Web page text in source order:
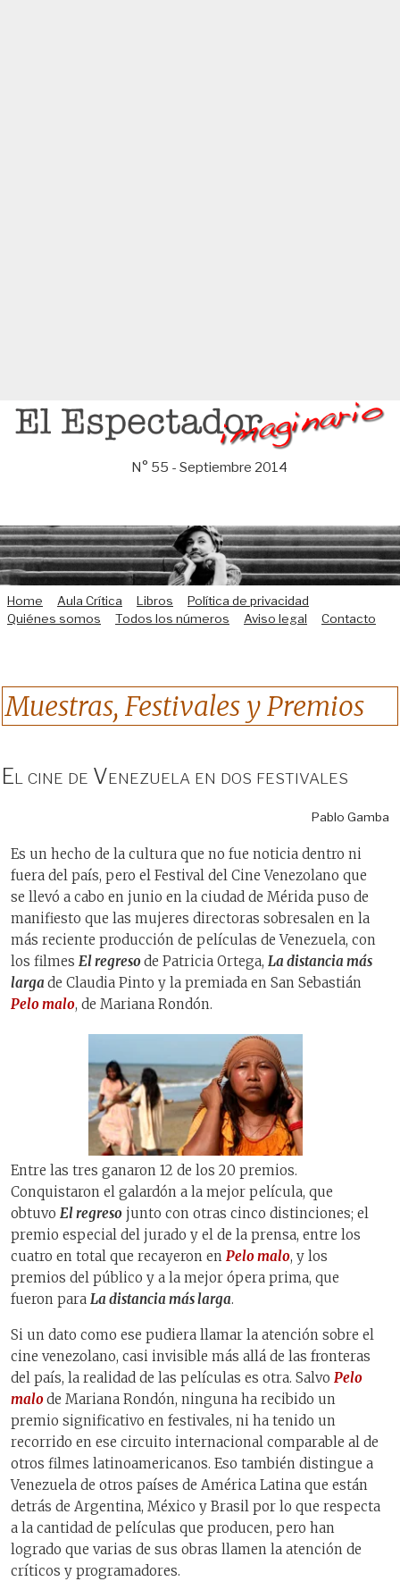
Saltar
N° 55 - Septiembre 2014
Home Aula Crítica Libros
Política de privacidad
Quiénes somos
Todos los números Aviso legal Contacto
Muestras, Festivales y Premios
El cine de Venezuela en dos festivales
Pablo Gamba
Es un hecho de la cultura que no fue noticia dentro ni
fuera del país, pero el Festival del Cine Venezolano que
se llevó a cabo en junio en la ciudad de Mérida puso de
manifiesto que las mujeres directoras sobresalen en la
más reciente producción de películas de Venezuela, con
los filmes El regresode Patricia Ortega, La distancia más
larga de Claudia Pinto y la premiada en San Sebastián
Pelo malo, de Mariana Rondón.
Entre las tres ganaron 12 de los 20 premios.
Conquistaron el galardón a la mejor película, que
obtuvo El regreso junto con otras cinco distinciones; el
premio especial del jurado y el de la prensa, entre los
cuatro en total que recayeron en Pelo malo, y los
premios del público y a la mejor ópera prima, que
fueron para La distancia más larga.
Si un dato como ese pudiera llamar la atención sobre el
cine venezolano, casi invisible más allá de las fronteras
del país, la realidad de las películas es otra. Salvo Pelo
malode Mariana Rondón, ninguna ha recibido un
premio significativo en festivales, ni ha tenido un
recorrido en ese circuito internacional comparable al de
otros filmes latinoamericanos. Eso también distingue a
Venezuela de otros países de América Latina que están
detrás de Argentina, México y Brasil por lo que respecta
a la cantidad de películas que producen, pero han
logrado que varias de sus obras llamen la atención de
críticos y programadores.